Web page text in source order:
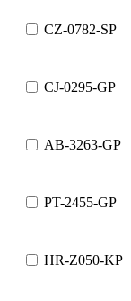
CZ-0782-SP
CJ-0295-GP
AB-3263-GP
PT-2455-GP
HR-Z050-KP